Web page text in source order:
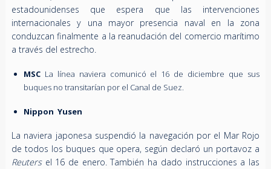
estadounidenses que espera que las intervenciones
internacionales y una mayor presencia naval en la zona
conduzcan finalmente a la reanudación del comercio marítimo
a través del estrecho.
MSCLa línea naviera comunicó el 16 de diciembre que sus
buques no transitarían por el Canal de Suez.
Nippon Yusen
La naviera japonesa suspendió la navegación por el Mar Rojo
de todos los buques que opera, según declaró un portavoz a
Reutersel 16 de enero. También ha dado instrucciones a las